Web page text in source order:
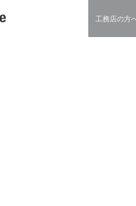
工務店の方